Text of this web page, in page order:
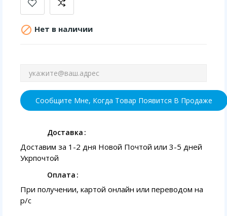
 Нет в наличии
Сообщите Мне, Когда Товар Появится В Продаже
Доставка
Доставим за 1-2 дня Новой Почтой или 3-5 дней
Укрпочтой
Оплата
При получении, картой онлайн или переводом на
p/с